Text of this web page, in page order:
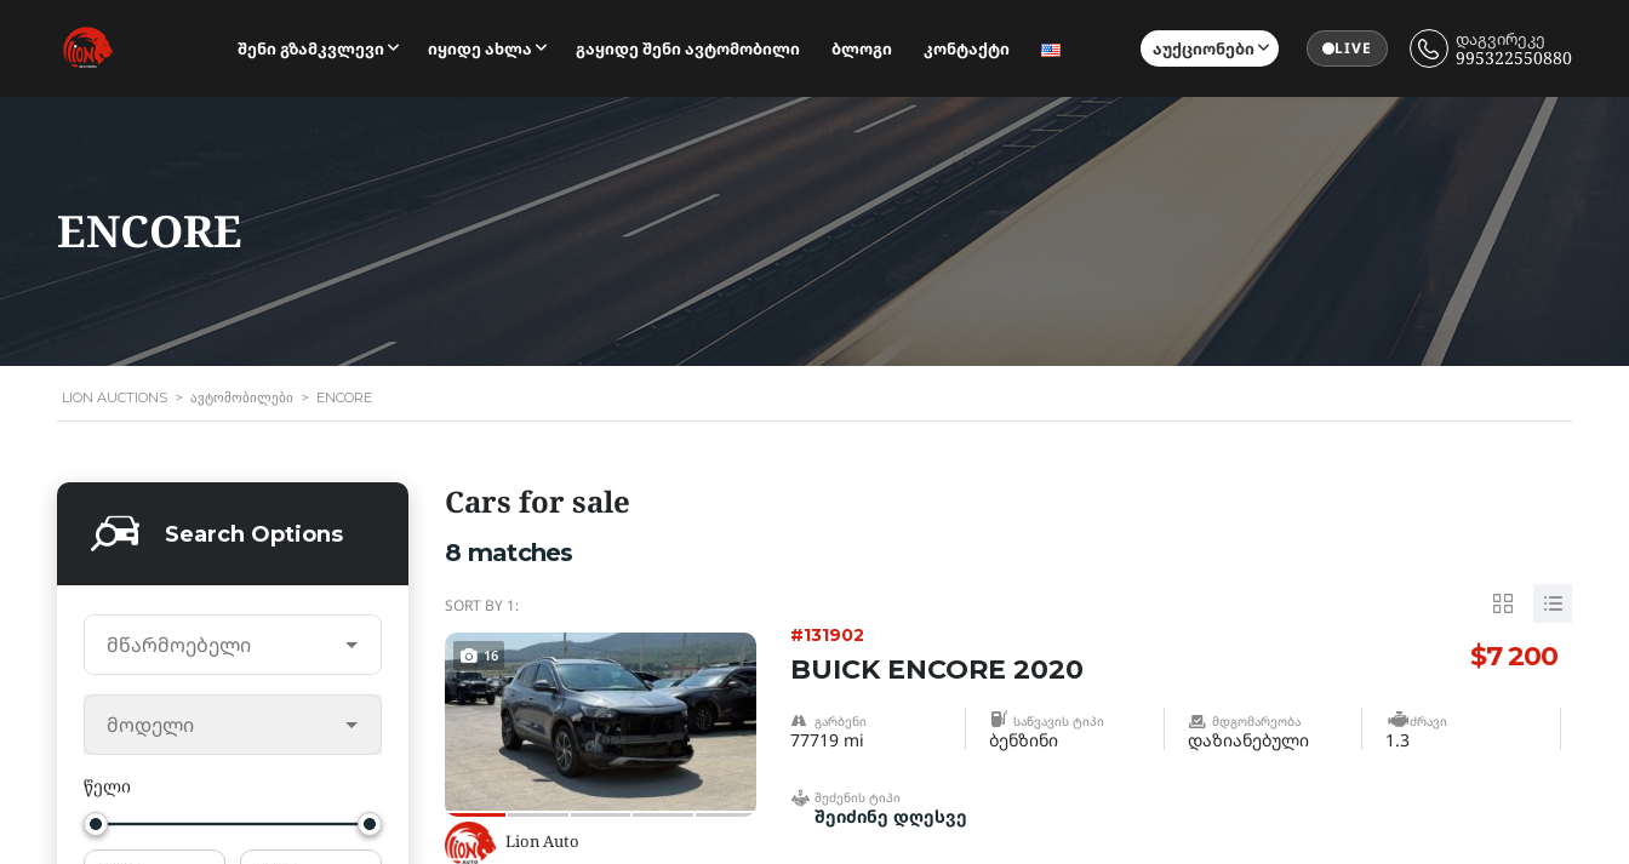
Შენი Გზამკვლევი Იყიდე Ახლა Გაყიდე Შენი Ავტომობილი Ბლოგი Კონტაქტი Აუქციონები LIVE დაგვირეკე
995322550880
ENCORE
LION AUCTIONS > ᲐᲕᲢᲝᲛᲝᲑᲘᲚᲔᲑᲘ > ENCORE
Search Options
მწარმოებელი
მოდელი
წელი
Cars for sale
8 matches
SORT BY 1:
16
Lion Auto
$7 200
#131902
BUICK ENCORE 2020
ᲒᲐᲠᲑᲔᲜᲘ
77719 mi
ᲡᲐᲬᲕᲐᲕᲘᲡ ᲢᲘᲞᲘ
ბენზინი
ᲛᲓᲒᲝᲛᲐᲠᲔᲝᲑᲐ
დაზიანებული
ᲫᲠᲐᲕᲘ
1.3
ᲨᲔᲫᲔᲜᲘᲡ ᲢᲘᲞᲘ
შეიძინე დღესვე